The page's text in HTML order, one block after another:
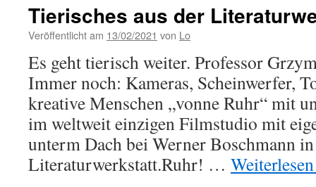
Tierisches aus der
Veröffentlicht am 13/02/2021 von Lo
Es geht tierisch weiter. Professor
Immer noch: Kameras, Scheinwerfer,
kreative Menschen „vonne Ruhr“ mit
im weltweit einzigen Filmstudio mit
unterm Dach bei Werner Boschmann
Literaturwerkstatt.Ruhr! …